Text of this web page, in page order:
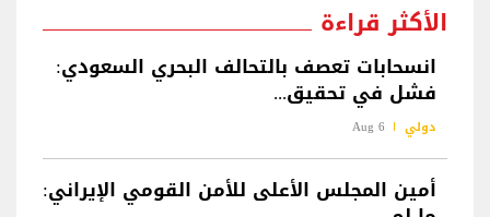
الأكثر قراءة
انسحابات تعصف بالتحالف البحري السعودي:
فشل في تحقيق...
دولي 6 Aug
أمين المجلس الأعلى للأمن القومي الإيراني: